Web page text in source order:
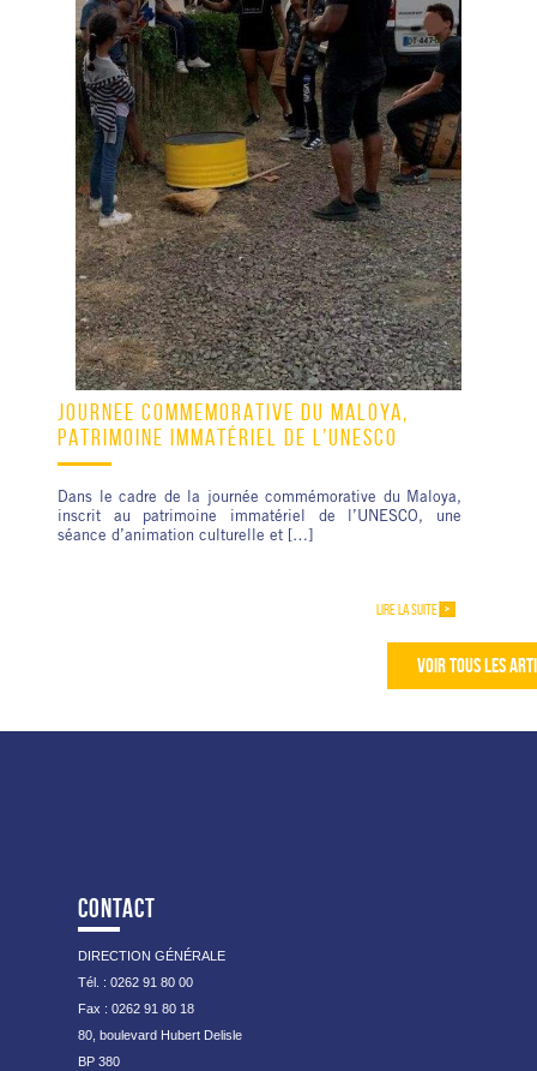
JOURNÉE COMMÉMORATIVE DU MALOYA,
PATRIMOINE IMMATÉRIEL DE L’UNESCO
Dans le cadre de la journée commémorative du Maloya,
inscrit au patrimoine immatériel de l’UNESCO, une
séance d’animation culturelle et […]
LIRE LA SUITE
VOIR TOUS LES
CONTACT
DIRECTION GÉNÉRALE
Tél. : 0262 91 80 00
Fax : 0262 91 80 18
80, boulevard Hubert Delisle
BP 380